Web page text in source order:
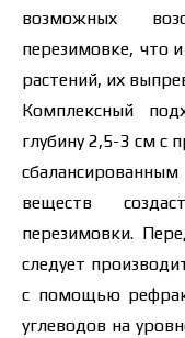
возможных
перезимовке, что
растений, их
Комплексный
глубину 2,5-3 см с
веществ
перезимовки.
следует
с помощью
углеводов на